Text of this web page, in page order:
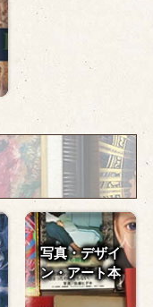
写真・デザイ
ン・アート本